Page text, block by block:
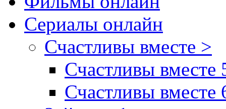
Сериалы онлайн
Счастливы вместе >
Счастливы вместе
Счастливы вместе